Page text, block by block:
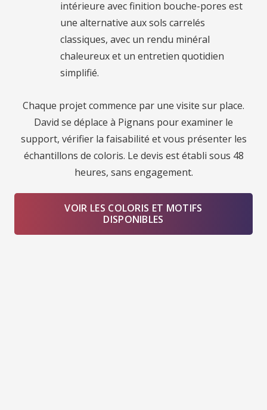
intérieure avec finition bouche-pores est
une alternative aux sols carrelés
classiques, avec un rendu minéral
chaleureux et un entretien quotidien
simplifié.
Chaque projet commence par une visite sur place.
David se déplace à Pignans pour examiner le
support, vérifier la faisabilité et vous présenter les
échantillons de coloris. Le devis est établi sous 48
heures, sans engagement.
VOIR LES COLORIS ET MOTIFS
DISPONIBLES